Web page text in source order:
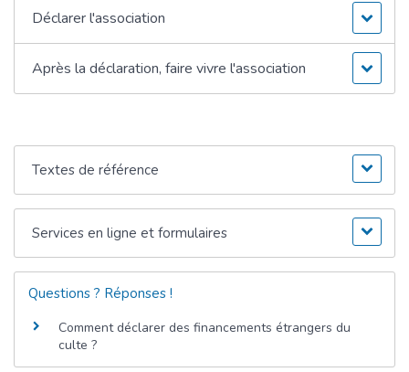
Déclarer l'association
Après la déclaration, faire vivre l'association
Textes de référence
Services en ligne et formulaires
Questions ? Réponses !
Comment déclarer des financements étrangers du
culte ?